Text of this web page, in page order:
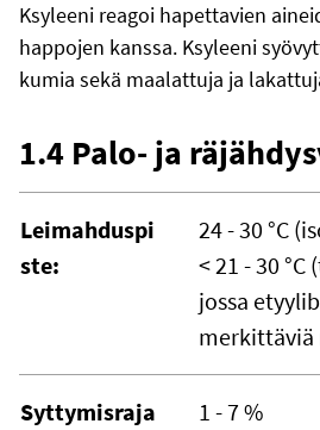
Ksyleeni reagoi hapettavien
happojen kanssa. Ksyleeni
kumia sekä maalattuja ja
1.4 Palo- ja
Leimahduspi
ste:
24 - 30 °C
< 21 - 30
jossa
merkittäviä
Syttymisraja
1 - 7 %